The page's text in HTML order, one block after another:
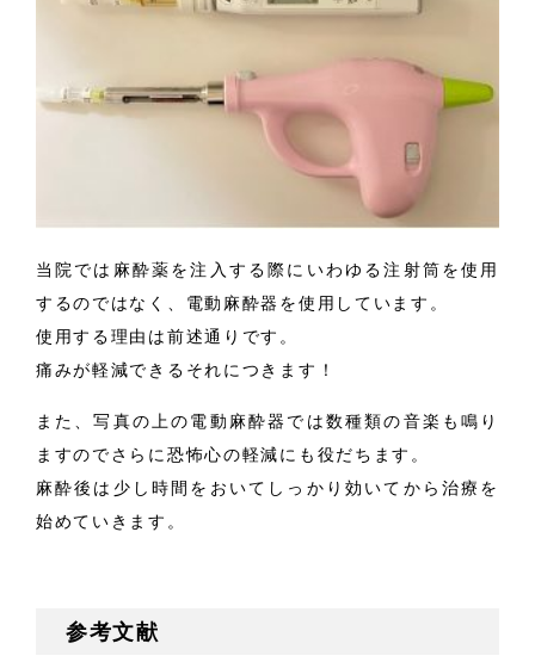
当院では麻酔薬を注入する際にいわゆる注射筒を使用
するのではなく、電動麻酔器を使用しています。
使用する理由は前述通りです。
痛みが軽減できるそれにつきます！
また、写真の上の電動麻酔器では数種類の音楽も鳴り
ますのでさらに恐怖心の軽減にも役だちます。
麻酔後は少し時間をおいてしっかり効いてから治療を
始めていきます。
参考文献